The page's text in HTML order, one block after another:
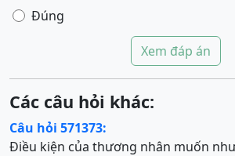
Đúng
Xem đáp án
Các câu hỏi khác:
Câu hỏi 571373:
Điều kiện của thương nhân muốn